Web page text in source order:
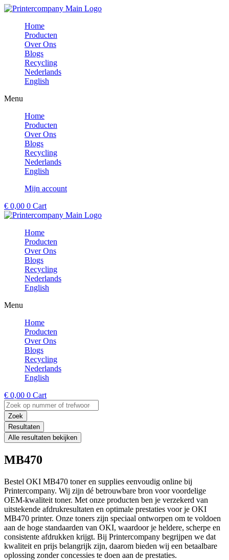
Ga
inhoud
Home
Producten
Over Ons
Blogs
Recycling
Nederlands
English
Menu
Home
Producten
Over Ons
Blogs
Recycling
Nederlands
English
Mijn account
€ 0,00 0 Cart
Home
Producten
Over Ons
Blogs
Recycling
Nederlands
English
Menu
Home
Producten
Over Ons
Blogs
Recycling
Nederlands
English
€ 0,00 0 Cart
Search
...Zoek
Resultaten
Alle resultaten bekijken
MB470
Bestel OKI MB470 toner en supplies eenvoudig online bij
Printercompany. Wij zijn dé betrouwbare bron voor voordelige
OEM-kwaliteit toner. Met onze producten ben je verzekerd van
uitstekende afdrukresultaten en optimale prestaties voor je OKI
MB470 printer. Onze toners zijn speciaal ontworpen om te voldoen
aan de hoge standaarden van OKI, waardoor je heldere, scherpe en
consistente afdrukken krijgt. Bij Printercompany begrijpen we dat
kwaliteit en prijs belangrijk zijn, daarom bieden wij een betaalbare
oplossing zonder concessies te doen aan de prestaties.